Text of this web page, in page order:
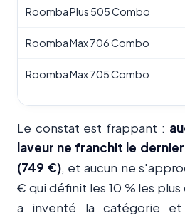
Roomba Plus 505 Combo
Roomba Max 706 Combo
Roomba Max 705 Combo
Le constat est frappant :
laveur ne franchit le
(749 €), et aucun ne
€ qui définit les 10 % les plus
a inventé la catégorie